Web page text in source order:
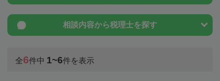
相談内容から税理士を探す
全6件中 1~6件を表示